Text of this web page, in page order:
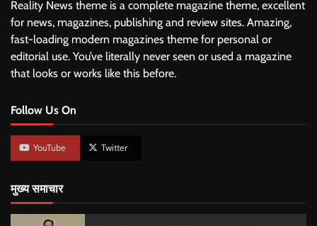
Reality News theme is a complete magazine theme, excellent
for news, magazines, publishing and review sites. Amazing,
fast-loading modern magazines theme for personal or
editorial use. You’ve literally never seen or used a magazine
that looks or works like this before.
Follow Us On
YouTube Twitter
मुख्य समाचार